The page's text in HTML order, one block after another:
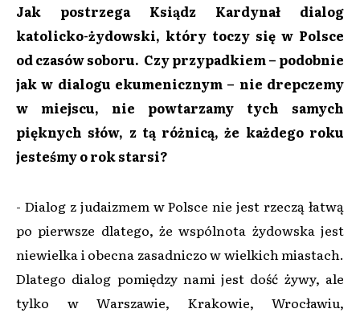
Jak postrzega Ksiądz Kardynał dialog
katolicko-żydowski, który toczy się w Polsce
od czasów soboru. Czy przypadkiem – podobnie
jak w dialogu ekumenicznym – nie drepczemy
w miejscu, nie powtarzamy tych samych
pięknych słów, z tą różnicą, że każdego roku
jesteśmy o rok starsi?
- Dialog z judaizmem w Polsce nie jest rzeczą łatwą
po pierwsze dlatego, że wspólnota żydowska jest
niewielka i obecna zasadniczo w wielkich miastach.
Dlatego dialog pomiędzy nami jest dość żywy, ale
tylko w Warszawie, Krakowie, Wrocławiu,